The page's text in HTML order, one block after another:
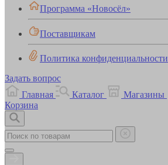
Программа «Новосёл»
Поставщикам
Политика конфиденциальности
Задать вопрос
Главная
Каталог Магазины
Корзина